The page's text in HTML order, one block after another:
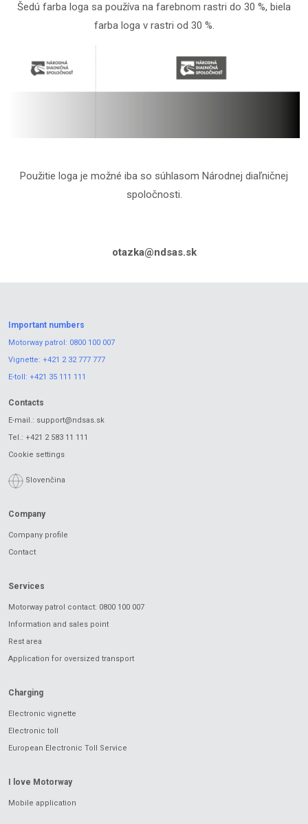
Šedú farba loga sa používa na farebnom rastri do 30 %, biela
farba loga v rastri od 30 %.
Použitie loga je možné iba so súhlasom Národnej diaľničnej
spoločnosti.
otazka@ndsas.sk
Important numbers
Motorway patrol: 0800 100 007
Vignette: +421 2 32 777 777
E-toll: +421 35 111 111
Contacts
E-mail.: support@ndsas.sk
Tel.: +421 2 583 11 111
Cookie settings
Slovenčina
Company
Company profile
Contact
Services
Motorway patrol contact: 0800 100 007
Information and sales point
Rest area
Application for oversized transport
Charging
Electronic vignette
Electronic toll
European Electronic Toll Service
I love Motorway
Mobile application